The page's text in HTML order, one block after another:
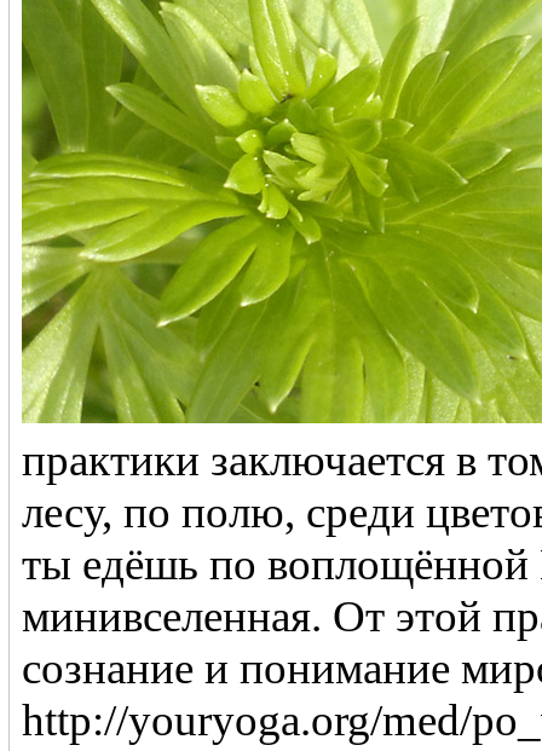
практики заключается в
лесу, по полю, среди
ты едёшь по воплощённой
минивселенная. От этой
сознание и понимание
http://youryoga.org/med/